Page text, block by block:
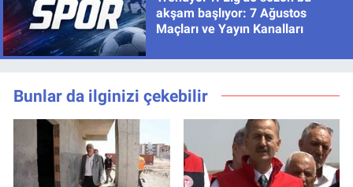
akşam başlıyor: 7 Ağustos
Maçları ve Yayın Kanalları
Bunlar da ilginizi çekebilir